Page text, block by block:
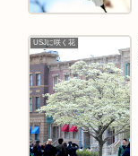
USJに咲く花